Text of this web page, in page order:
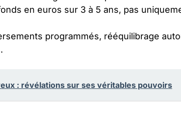
en euros sur 3 à 5 ans, pas
programmés, rééquilibrage
: révélations sur ses véritables pouvoirs